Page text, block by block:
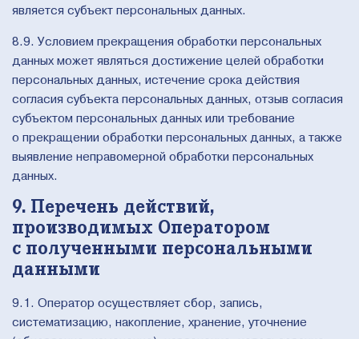
является субъект персональных данных.
8.9. Условием прекращения обработки персональных
данных может являться достижение целей обработки
персональных данных, истечение срока действия
согласия субъекта персональных данных, отзыв согласия
субъектом персональных данных или требование
о прекращении обработки персональных данных, а также
выявление неправомерной обработки персональных
данных.
9. Перечень действий,
производимых Оператором
с полученными персональными
данными
9.1. Оператор осуществляет сбор, запись,
систематизацию, накопление, хранение, уточнение